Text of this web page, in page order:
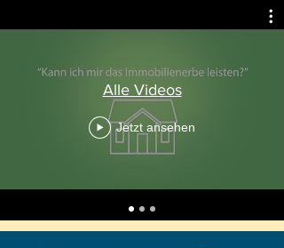
Alle Videos
Jetzt ansehen